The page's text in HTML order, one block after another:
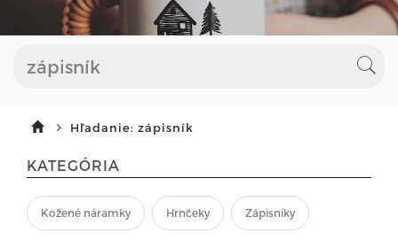
Hľadanie: zápisník
KATEGÓRIA
Kožené náramky Hrnčeky Zápisníky